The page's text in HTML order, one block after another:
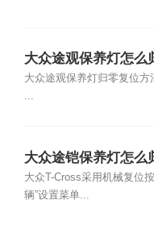
大众途观保养灯怎么
灯复位清零方法
大众途观保养灯归零复位方
...
大众途铠保养灯怎么
养灯复位清零方法
大众T-Cross采用机械复位
辆”设置菜单...